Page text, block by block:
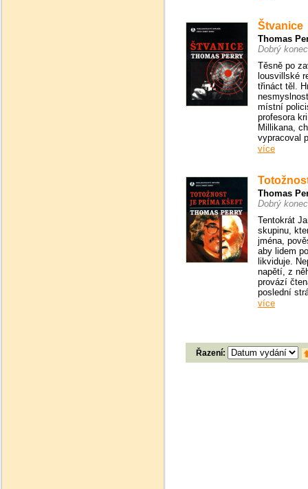
Štvanice
Thomas
Dobrý konec
Těsně po
lousvillské
třináct těl.
místní
profesora
Millikana,
vypracoval
více
Thomas
Dobrý konec
Tentokrát
skupinu,
jména,
aby lidem
likviduje.
napětí, z
provází
poslední
více
Řazení: